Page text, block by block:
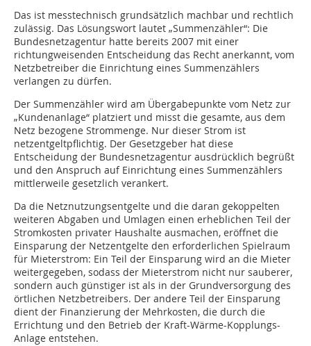
Das ist messtechnisch grundsätzlich machbar und rechtlich
zulässig. Das Lösungswort lautet „Summenzähler“: Die
Bundesnetzagentur hatte bereits 2007 mit einer
richtungweisenden Entscheidung das Recht anerkannt, vom
Netzbetreiber die Einrichtung eines Summenzählers
verlangen zu dürfen.
Der Summenzähler wird am Übergabepunkte vom Netz zur
„Kundenanlage“ platziert und misst die gesamte, aus dem
Netz bezogene Strommenge. Nur dieser Strom ist
netzentgeltpflichtig. Der Gesetzgeber hat diese
Entscheidung der Bundesnetzagentur ausdrücklich begrüßt
und den Anspruch auf Einrichtung eines Summenzählers
mittlerweile gesetzlich verankert.
Da die Netznutzungsentgelte und die daran gekoppelten
weiteren Abgaben und Umlagen einen erheblichen Teil der
Stromkosten privater Haushalte ausmachen, eröffnet die
Einsparung der Netzentgelte den erforderlichen Spielraum
für Mieterstrom: Ein Teil der Einsparung wird an die Mieter
weitergegeben, sodass der Mieterstrom nicht nur sauberer,
sondern auch günstiger ist als in der Grundversorgung des
örtlichen Netzbetreibers. Der andere Teil der Einsparung
dient der Finanzierung der Mehrkosten, die durch die
Errichtung und den Betrieb der Kraft-Wärme-Kopplungs-
Anlage entstehen.